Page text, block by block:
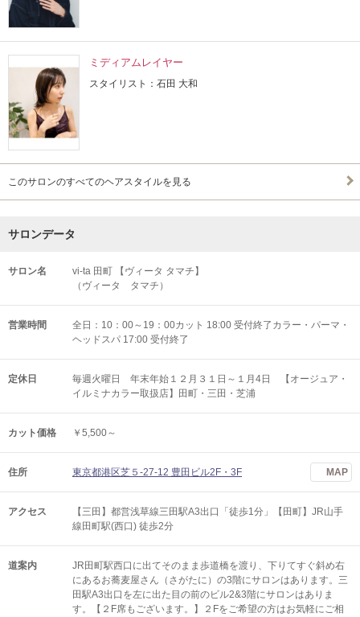
ミディアムレイヤー
スタイリスト：石田 大和
このサロンのすべてのヘアスタイルを見る
サロンデータ
サロン名
vi-ta 田町 【ヴィータ タマチ】
（ヴィータ タマチ）
営業時間
全日：10：00～19：00カット 18:00 受付終了カラー・パーマ・
ヘッドスパ 17:00 受付終了
定休日
毎週火曜日 年末年始１２月３１日～１月4日 【オージュア・
イルミナカラー取扱店】田町・三田・芝浦
カット価格 ￥5,500～
住所 東京都港区芝５-27-12 豊田ビル2F・3F MAP
アクセス
【三田】都営浅草線三田駅A3出口「徒歩1分」【田町】JR山手
線田町駅(西口) 徒歩2分
道案内
JR田町駅西口に出てそのまま歩道橋を渡り、下りてすぐ斜め右
にあるお蕎麦屋さん（さがたに）の3階にサロンはあります。三
田駅A3出口を左に出た目の前のビル2&3階にサロンはありま
す。【２F席もございます。】２Fをご希望の方はお気軽にご相